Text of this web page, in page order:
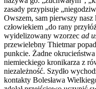
zasady przypisuje
Owszem, sam pierwszy
człowiekiem „do rany
wyidelizowany wzorzec ad
przewielebny Thietmar
punkcie. Żadne
niemieckiego kronikarza z
niezależność. Szydło
kontakty Bolesława